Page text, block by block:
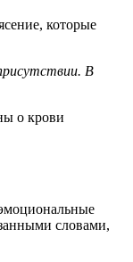
которые
В
о крови
словами,